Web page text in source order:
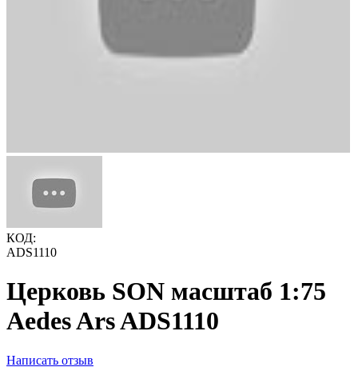
КОД:
ADS1110
Церковь SON масштаб 1:75
Aedes Ars ADS1110
Написать отзыв